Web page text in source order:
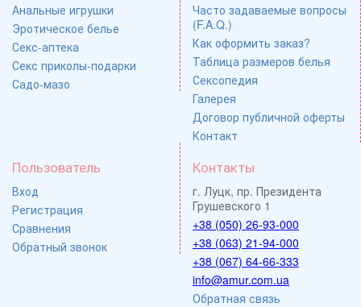
Анальные игрушки
Эротическое белье
Секс-аптека
Секс приколы-подарки
Садо-мазо
Часто задаваемые вопросы
(F.A.Q.)
Как оформить заказ?
Таблица размеров белья
Сексопедия
Галерея
Договор публичной оферты
Контакт
Пользователь
Вход
Регистрация
Сравнения
Обратный звонок
Контакты
г. Луцк, пр. Президента
Грушевского 1
+38 (050) 26-93-000
+38 (063) 21-94-000
+38 (067) 64-66-333
info@amur.com.ua
Обратная связь